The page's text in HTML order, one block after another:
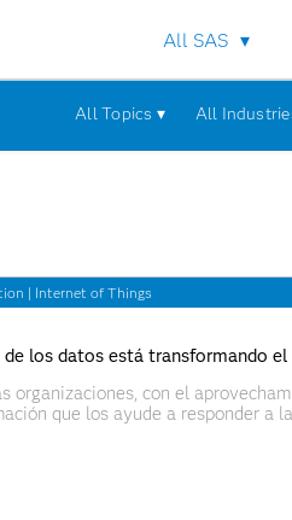
All SAS
All Topics ▾ All
| Internet of Things
los datos está transformando el
organizaciones, con el
que los ayude a responder a